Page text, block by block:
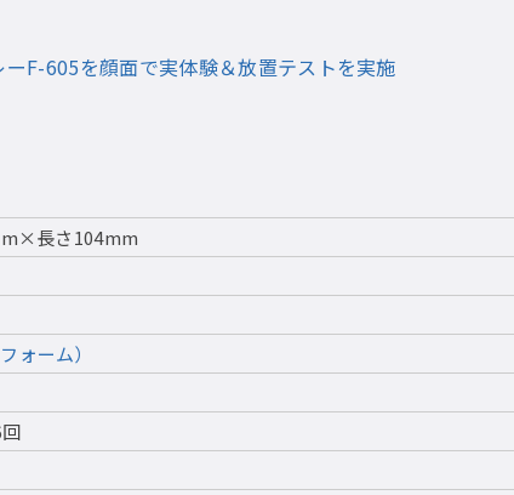
F-605を顔面で実体験＆放置テストを実施
長さ104mm
ォーム）